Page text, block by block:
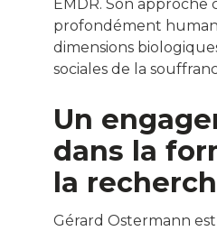
EMDR. Son approche
profondément
dimensions
sociales de la
Un
dans la
la
Gérard Ostermann